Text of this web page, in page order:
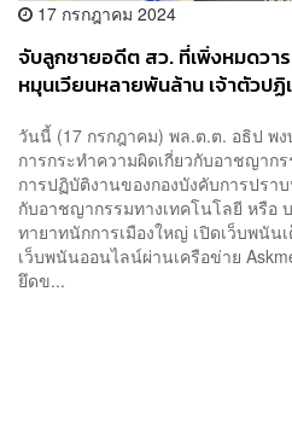
17 กรกฎาคม 2024
จับลูกชายอดีต สว. ที่เพิ่งหมดวาร
หมุนเวียนหลายพันล้าน เจ้าตัวปฏิ
วันนี้ (17 กรกฎาคม) พล.ต.ต. อธิป พ
การกระทำความผิดเกี่ยวกับอาชญาก
การปฏิบัติงานของกองบังคับการปรา
กับอาชญากรรมทางเทคโนโลยี หรือ
ทายาทนักการเมืองใหญ่ เปิดเว็บพนัน
เว็บพนันออนไลน์ผ่านเครือข่าย
ยึดข...